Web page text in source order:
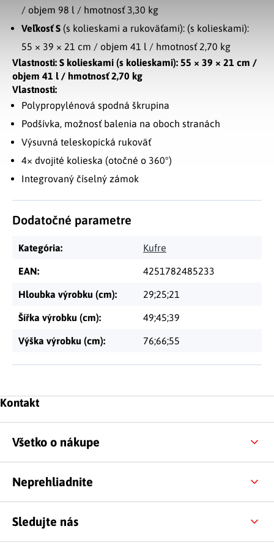
/ objem 98 l / hmotnosť 3,30 kg
Veľkosť S (s kolieskami a rukoväťami): (s kolieskami):
55 × 39 × 21 cm / objem 41 l / hmotnosť 2,70 kg
Vlastnosti: S kolieskami (s kolieskami): 55 × 39 × 21 cm /
objem 41 l / hmotnosť 2,70 kg
Vlastnosti:
Polypropylénová spodná škrupina
Podšívka, možnosť balenia na oboch stranách
Výsuvná teleskopická rukoväť
4× dvojité kolieska (otočné o 360°)
Integrovaný číselný zámok
Dodatočné parametre
Kategória: Kufre
EAN: 4251782485233
Hloubka výrobku (cm): 29;25;21
Šířka výrobku (cm): 49;45;39
Výška výrobku (cm): 76;66;55
Zápätie
Kontakt
Všetko o nákupe
Neprehliadnite
Sledujte nás